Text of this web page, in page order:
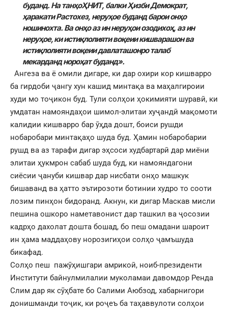
буданд. На танҳоҲНИТ, балки Ҳизби Демократ,
ҳаракати Растохез, неруҳое буданд барои онҳо
ношинохта. Ва онҳо аз ин неруҳои озодихоҳ, аз ин
неруҳое,ки истиқлолияти воқеии кишварашон ва
истиқлолияти воқеии давлаташонро талаб
мекарданд нороҳат буданд».
Ангеза ва ё омили дигаре, ки дар охири кор кишварро
ба гирдоби ҷангу хун кашид минтақа ва маҳалгироии
худи мо тоҷикон буд. Тули солҳои ҳокимияти шуравӣ, ки
умдатан намояндаҳои шимол-элитаи хуҷандӣ мақомоти
калидии кишварро бар ӯҳда дошт, боиси рушди
нобаробари минтақаҳо шуда буд. Ҳамин нобаробарии
рушд ва аз тарафи дигар эҳсоси худбартарӣ дар миёни
элитаи ҳукмрон сабаб шуда буд, ки намояндагони
сиёсии ҷануби кишвар дар нисбати онҳо машкук
бишаванд ва ҳатто эътирозоти ботинии худро то сооти
лозим пинҳон бидоранд. Акнун, ки дигар Маскав мисли
пешина ошкоро наметавонист дар ташкил ва ҷосозии
кадрҳо дахолат дошта бошад, бо пеш омадани шароит
ин ҳама маддаҳову норозигиҳои солҳо ҷамъшуда
бикафад.
Солҳо пеш пажӯҳишгари амрикоӣ, ноиб-президенти
Институти байнулмилалии муколамаи давомдор Ренда
Слим дар як сӯҳбате бо Салими Аюбзод, хабарнигори
донишманди тоҷик, ки роҷеъ ба таҳаввулоти солҳои